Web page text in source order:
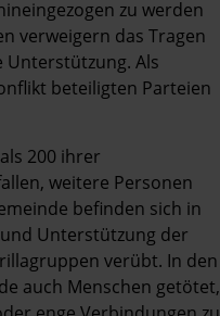
zu werden
verweigern das Tragen
Als
beteiligten Parteien
200 ihrer
weitere Personen
befinden sich in
Unterstützung der
verübt. In den
auch Menschen getötet,